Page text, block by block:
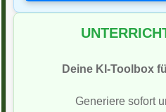
Deine KI-Toolbox
Generiere sofort